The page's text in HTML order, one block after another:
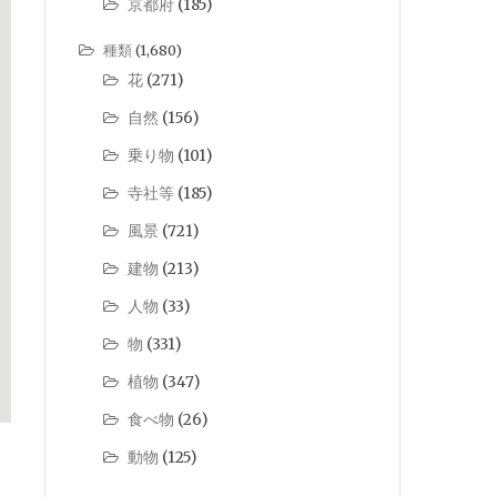
京都府 (185)
種類(1,680)
花 (271)
自然 (156)
乗り物 (101)
寺社等 (185)
風景 (721)
建物 (213)
人物 (33)
物 (331)
植物 (347)
食べ物 (26)
動物 (125)